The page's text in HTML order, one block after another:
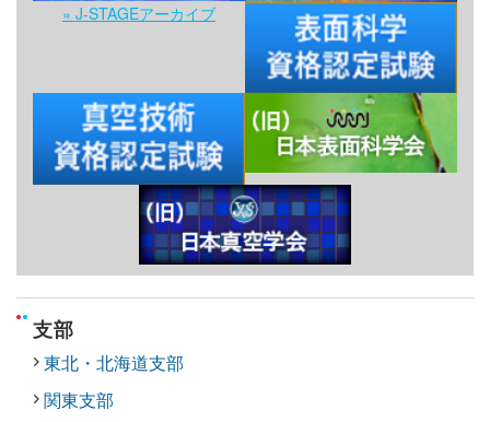
» J-STAGEアーカイブ
支部
東北・北海道支部
関東支部